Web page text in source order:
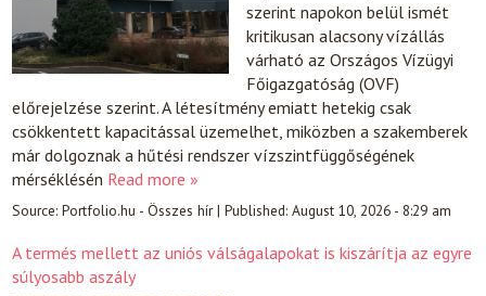
szerint napokon belül ismét
kritikusan alacsony vízállás
várható az Országos Vízügyi
Főigazgatóság (OVF)
előrejelzése szerint. A létesítmény emiatt hetekig csak
csökkentett kapacitással üzemelhet, miközben a szakemberek
már dolgoznak a hűtési rendszer vízszintfüggőségének
mérséklésén Read more »
Source:Portfolio.hu - Összes hír|Published:August 10, 2026 - 8:29 am
A termés mellett az uniós válságalapokat is kiszárítja az egyre
súlyosabb aszály